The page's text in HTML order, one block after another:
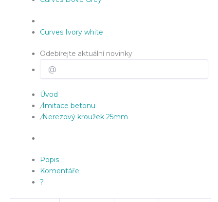
Curves Ivory white
Odebírejte aktuální novinky
Úvod
/Imitace betonu
/Nerezový kroužek 25mm
Popis
Komentáře
?